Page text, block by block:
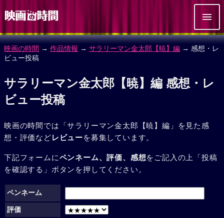
映画の時間 → 作品情報 → サラリーマン金太郎【暁】編 → 感想・レ
ビュー投稿
サラリーマン金太郎【暁】編 感想・レ
ビュー投稿
映画の時間では「サラリーマン金太郎【暁】編」を見た感
想・評価などレビューを募集しています。
下記フォームにペンネーム、評価、感想をご記入の上「投稿
を確認する」ボタンを押してください。
ペンネーム
評価